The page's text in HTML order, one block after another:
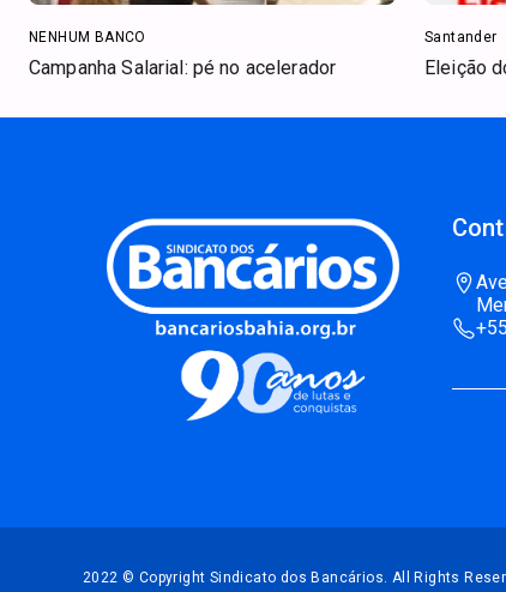
NENHUM BANCO
Campanha Salarial: pé no acelerador
Santander
Eleição
2022 © Copyright Sindicato dos Bancários. All Rights